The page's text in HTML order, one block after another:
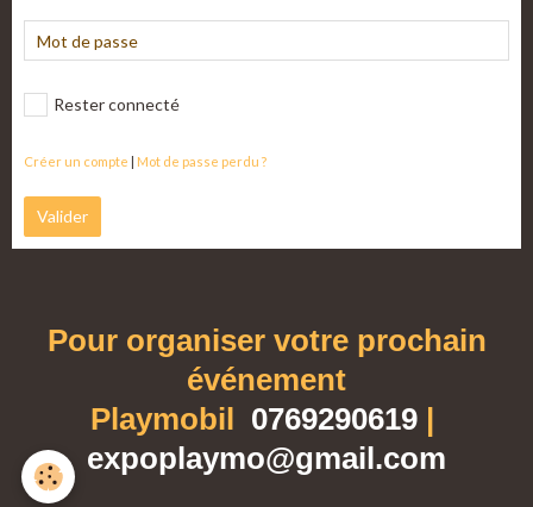
Rester connecté
Créer un compte Mot de passe perdu ?
Valider
Pour organiser votre prochain
événement
Playmobil 0769290619 |
expoplaymo@gmail.com